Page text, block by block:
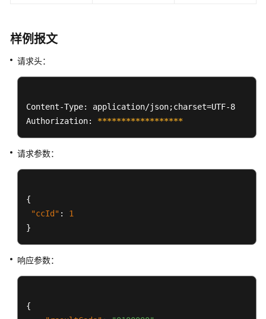
接
查
指
定
心
有
信
样例报文
请求头：
Content-Type: application/json;charset=UTF-8
Authorization: ******************
请求参数：
{
"ccId" :
1
}
响应参数：
{